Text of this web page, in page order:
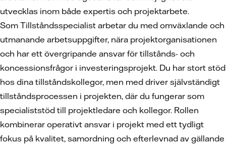
utvecklas inom både expertis och projektarbete.
Som Tillståndsspecialist arbetar du med omväxlande och
utmanande arbetsuppgifter, nära projektorganisationen
och har ett övergripande ansvar för tillstånds- och
koncessionsfrågor i investeringsprojekt. Du har stort stöd
hos dina tillståndskollegor, men med driver självständigt
tillståndsprocessen i projekten, där du fungerar som
specialiststöd till projektledare och kollegor. Rollen
kombinerar operativt ansvar i projekt med ett tydligt
fokus på kvalitet, samordning och efterlevnad av gällande